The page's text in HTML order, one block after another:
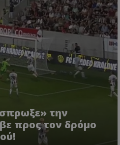
την
προς τον δρόμο